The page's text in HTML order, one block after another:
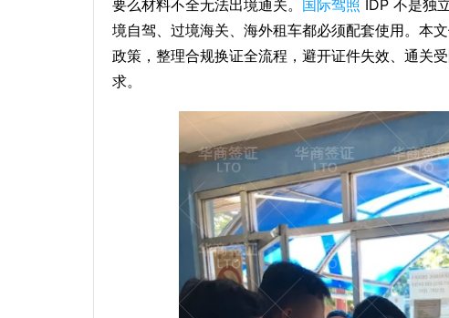
要么材料不全无法出境通关。 国际驾照 IDP 不是独
境自驾、过境海关、海外租车都必须配套使用。本
政策，整理合规换证全流程，避开证件失效、通关
求。